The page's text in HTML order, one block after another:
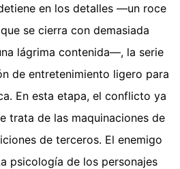
en los detalles —un roce
se cierra con demasiada
lágrima contenida—, la serie
de entretenimiento ligero para
En esta etapa, el conflicto ya
trata de las maquinaciones de
de terceros. El enemigo
psicología de los personajes